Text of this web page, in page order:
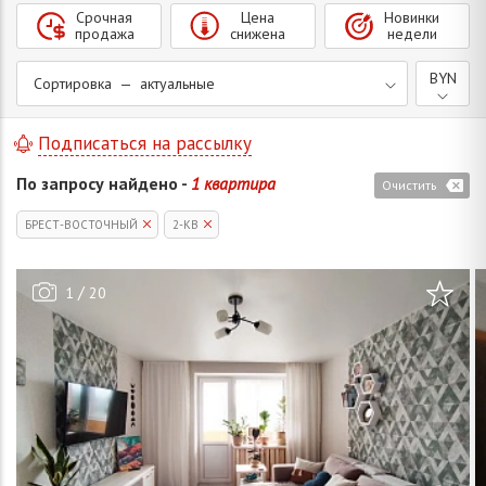
Сортировка — актуальные
Срочная
продажа
Цена
снижена
Новинки
недели
BYN
По запросу найдено - 1 квартира Очистить
Подписаться на рассылку
БРЕСТ-ВОСТОЧНЫЙ 2-КВ
1 / 20